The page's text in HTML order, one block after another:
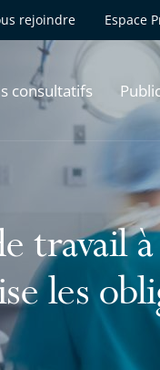
rejoindre Espace
consultatifs
travail
les